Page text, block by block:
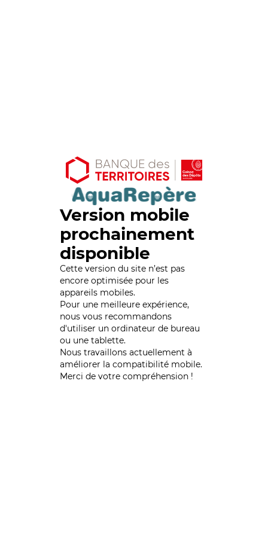
Version mobile
prochainement
disponible
Cette version du site n’est pas
encore optimisée pour les
appareils mobiles.
Pour une meilleure expérience,
nous vous recommandons
d'utiliser un ordinateur de bureau
ou une tablette.
Nous travaillons actuellement à
améliorer la compatibilité mobile.
Merci de votre compréhension !